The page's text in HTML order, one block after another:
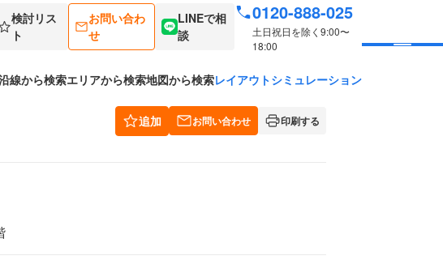
検討リス
ト
お問い合わ
せ
LINEで相
談
0120-888-025
土日祝日を除く9:00〜
18:00
線から検索エリアから検索地図から検索レイアウトシミュレーション
追加 お問い合わせ 印刷する